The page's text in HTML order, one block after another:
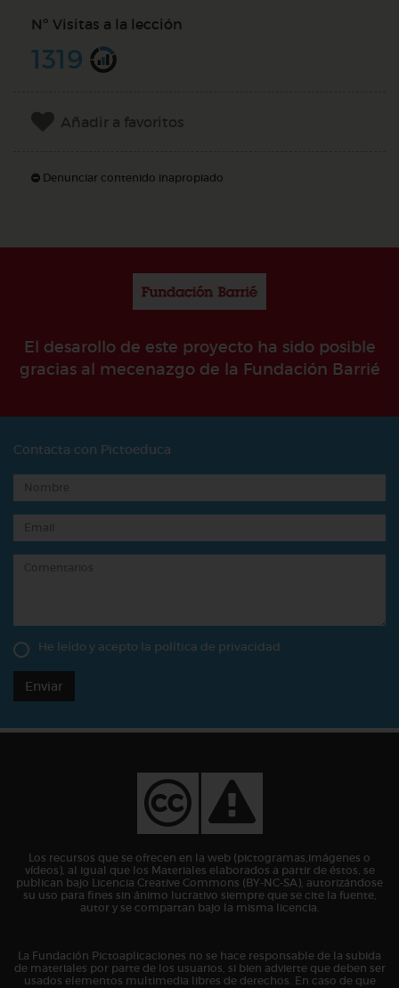
Nº Visitas a la lección
1319
Añadir a favoritos
Denunciar contenido inapropiado
El desarollo de este proyecto ha sido posible
gracias al mecenazgo de la Fundación Barrié
Contacta con Pictoeduca
He leído y acepto la política de privacidad
Enviar
Los recursos que se ofrecen en la web (pictogramas,imágenes o
vídeos), al igual que los Materiales elaborados a partir de éstos, se
publican bajo Licencia Creative Commons (BY-NC-SA), autorizándose
su uso para fines sin ánimo lucrativo siempre que se cite la fuente,
autor y se compartan bajo la misma licencia.
La Fundación Pictoaplicaciones no se hace responsable de la subida
de materiales por parte de los usuarios, si bien advierte que deben ser
usados elementos multimedia libres de derechos. En caso de que